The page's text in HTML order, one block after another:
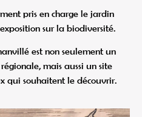
pris en charge le jardin
sur la biodiversité.
est non seulement un
mais aussi un site
qui souhaitent le découvrir.